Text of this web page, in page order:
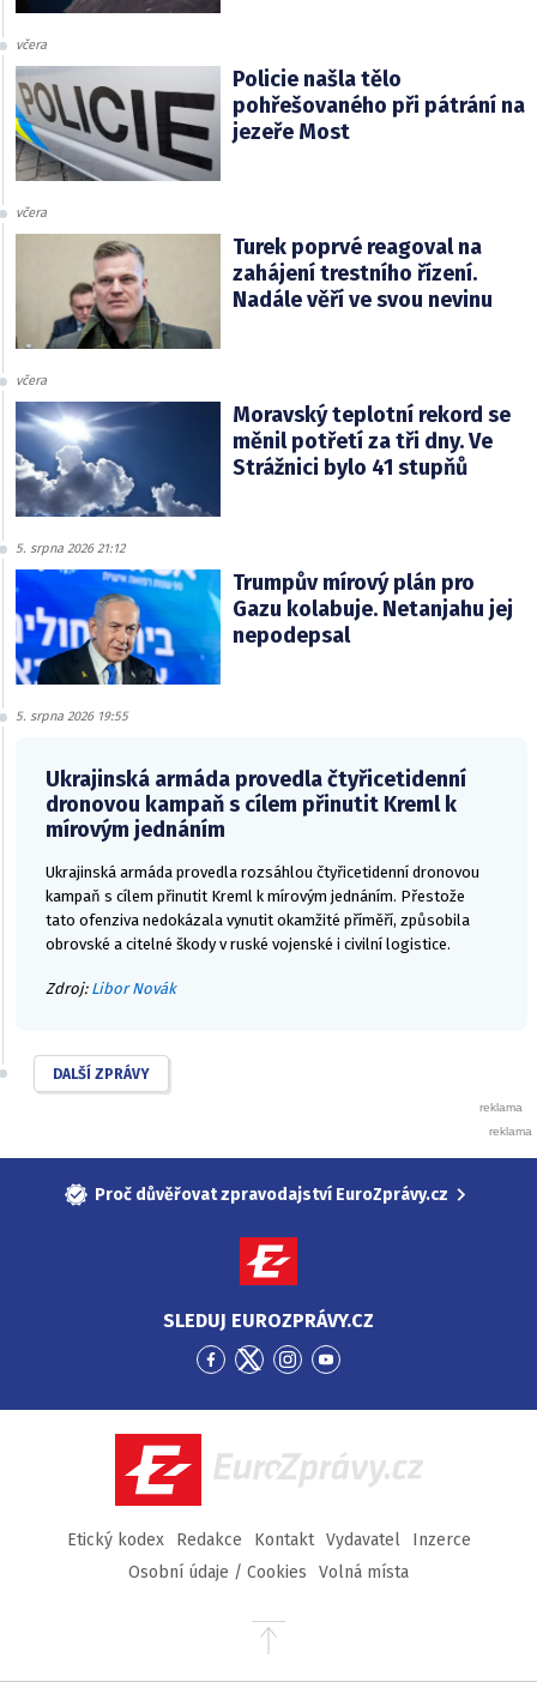
včera
Policie našla tělo
pohřešovaného při pátrání na
jezeře Most
včera
Turek poprvé reagoval na
zahájení trestního řízení.
Nadále věří ve svou nevinu
včera
Moravský teplotní rekord se
měnil potřetí za tři dny. Ve
Strážnici bylo 41 stupňů
5. srpna 2026 21:12
Trumpův mírový plán pro
Gazu kolabuje. Netanjahu jej
nepodepsal
5. srpna 2026 19:55
Ukrajinská armáda provedla čtyřicetidenní
dronovou kampaň s cílem přinutit Kreml k
mírovým jednáním
Ukrajinská armáda provedla rozsáhlou čtyřicetidenní dronovou
kampaň s cílem přinutit Kreml k mírovým jednáním. Přestože
tato ofenziva nedokázala vynutit okamžité příměří, způsobila
obrovské a citelné škody v ruské vojenské i civilní logistice.
Zdroj: Libor Novák
DALŠÍ ZPRÁVY
Proč důvěřovat zpravodajství EuroZprávy.cz
SLEDUJ EUROZPRÁVY.CZ
Přejít
Facebook
Přejít
Twitter
Přejít
Instagram
Přejít
YouTube
EuroZprávy.cz
Etický kodex Redakce Kontakt Vydavatel
Inzerce
Osobní údaje / Cookies
Volná místa
Přejít
stránky